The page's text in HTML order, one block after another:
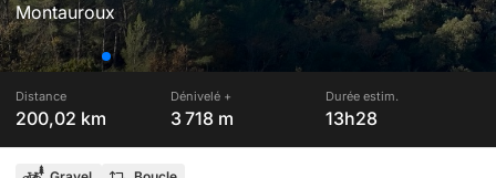
Montauroux
Distance
200,02 km
Dénivelé +
3 718 m
Durée estim.
13h28